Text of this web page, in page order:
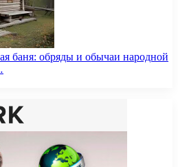
баня: обряды и обычаи народной